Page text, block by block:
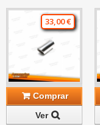
33,00 €
Comprar
Ver